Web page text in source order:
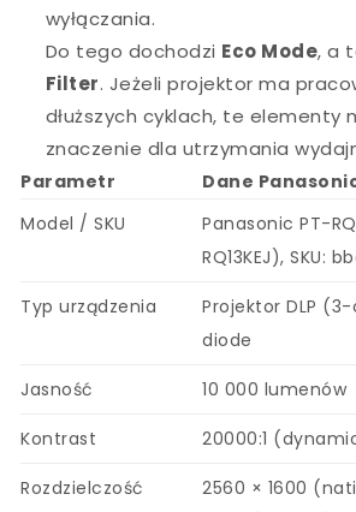
wyłączania.
Do tego dochodzi Eco Mode, a
Filter. Jeżeli projektor ma
dłuższych cyklach, te elementy
znaczenie dla utrzymania
Parametr
Dane
Model / SKU
Panasonic PT-
RQ13KEJ), SKU:
Typ urządzenia
Projektor DLP
diode
Jasność 10 000 lumenów
Kontrast 20000:1
Rozdzielczość
2560 × 1600